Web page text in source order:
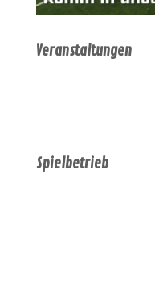
Veranstaltungen
Spielbetrieb